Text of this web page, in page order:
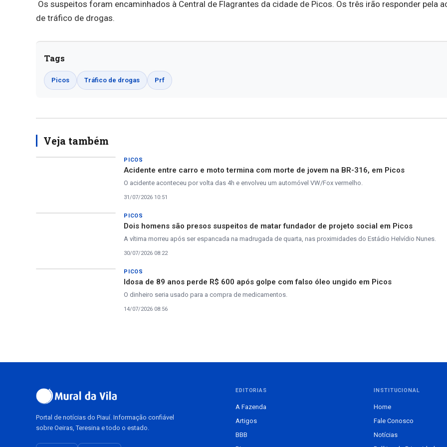
Os suspeitos foram encaminhados à Central de Flagrantes da cidade de Picos. Os três irão responder pela
de tráfico de drogas.
Tags
Picos Tráfico de drogas Prf
Veja também
PICOS
Acidente entre carro e moto termina com morte de jovem na BR-316, em Picos
O acidente aconteceu por volta das 4h e envolveu um automóvel VW/Fox vermelho.
31/07/2026 10:51
PICOS
Dois homens são presos suspeitos de matar fundador de projeto social em Picos
A vítima morreu após ser espancada na madrugada de quarta, nas proximidades do Estádio Helvídio Nunes.
30/07/2026 08:22
PICOS
Idosa de 89 anos perde R$ 600 após golpe com falso óleo ungido em Picos
O dinheiro seria usado para a compra de medicamentos.
14/07/2026 08:56
Portal de notícias do Piauí. Informação confiável
sobre Oeiras, Teresina e todo o estado.
EDITORIAS
A Fazenda
Artigos
BBB
INSTITUCIONAL
Home
Fale Conosco
Notícias